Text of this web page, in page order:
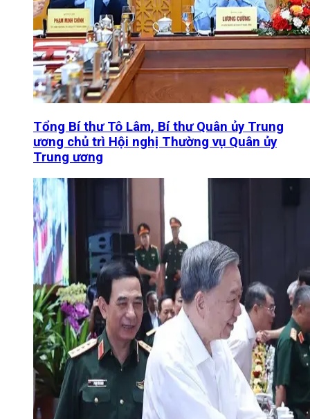
Tổng Bí thư Tô Lâm, Bí thư Quân ủy Trung
ương chủ trì Hội nghị Thường vụ Quân ủy
Trung ương